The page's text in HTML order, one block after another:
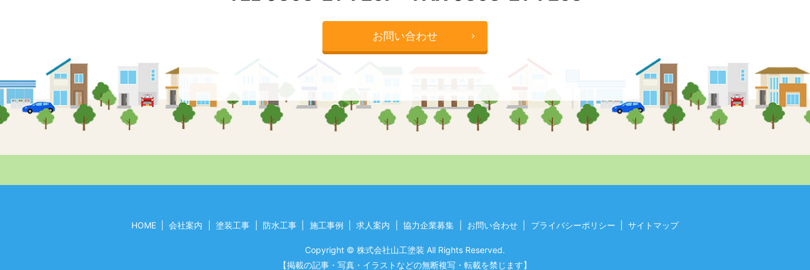
お問い合わせ
HOME 会社案内 塗装工事 防水工事 施工事例 求人案内 協力企業募集 お問い合わせ プライバシーポリシー サイトマップ
Copyright © 株式会社山工塗装 All Rights Reserved.
【掲載の記事・写真・イラストなどの無断複写・転載を禁じます】